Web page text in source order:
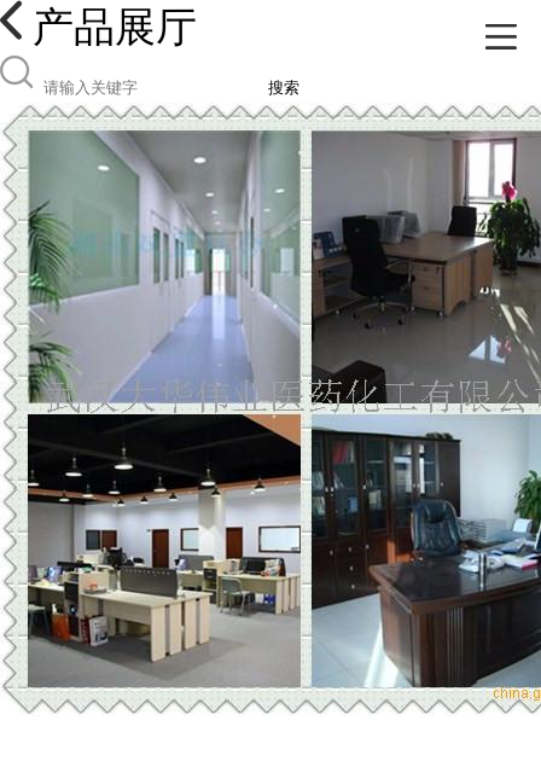
产品展厅
搜索